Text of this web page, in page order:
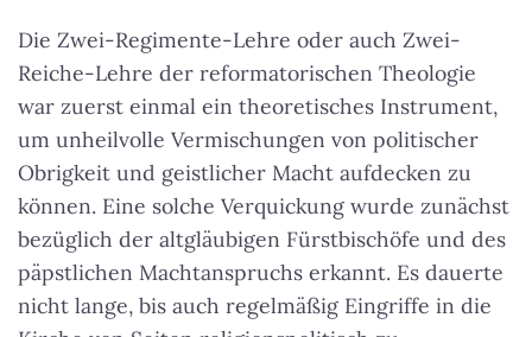
Die Zwei-Regimente-Lehre oder auch Zwei-
Reiche-Lehre der reformatorischen Theologie
war zuerst einmal ein theoretisches Instrument,
um unheilvolle Vermischungen von politischer
Obrigkeit und geistlicher Macht aufdecken zu
können. Eine solche Verquickung wurde zunächst
bezüglich der altgläubigen Fürstbischöfe und des
päpstlichen Machtanspruchs erkannt. Es dauerte
nicht lange, bis auch regelmäßig Eingriffe in die